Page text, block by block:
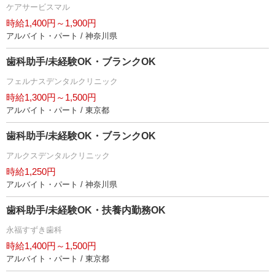
ケアサービスマル
時給1,400円～1,900円
アルバイト・パート / 神奈川県
歯科助手/未経験OK・ブランクOK
フェルナスデンタルクリニック
時給1,300円～1,500円
アルバイト・パート / 東京都
歯科助手/未経験OK・ブランクOK
アルクスデンタルクリニック
時給1,250円
アルバイト・パート / 神奈川県
歯科助手/未経験OK・扶養内勤務OK
永福すずき歯科
時給1,400円～1,500円
アルバイト・パート / 東京都